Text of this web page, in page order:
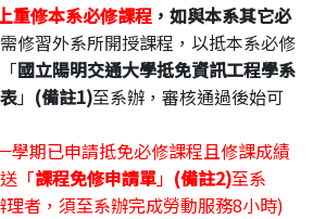
重修本系必修課程 ，如與本系其它必
需修習外系所開授課程，以抵本系必修
國立陽明交通大學抵免資訊工程學系
」 (備註1)至系辦，審核通過後始可
學期已申請抵免必修課程且修課成績
「課程免修申請單」 (備註2)至系
者，須至系辦完成勞動服務8小時)